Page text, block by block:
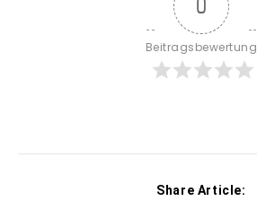
0
Beitragsbewertung
Share Article: